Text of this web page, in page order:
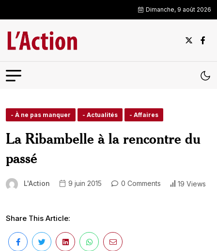
Dimanche, 9 août 2026
- À ne pas manquer - Actualités - Affaires
La Ribambelle à la rencontre du
passé
L'Action 9 juin 2015 0 Comments 19 Views
Share This Article: